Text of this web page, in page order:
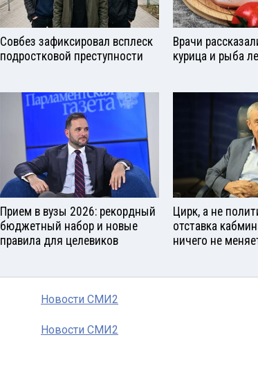
Совбез зафиксировал всплеск
подростковой преступности
Врачи
курица и рыба
Прием в вузы 2026: рекордный
бюджетный набор и новые
правила для целевиков
Цирк, а не
отставка
ничего не
Новости СМИ2
Новости СМИ2